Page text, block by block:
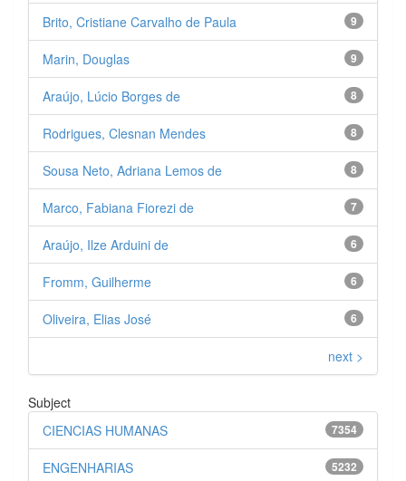
9
Brito, Cristiane Carvalho de Paula
9
Marin, Douglas
8
Araújo, Lúcio Borges de
8
Rodrigues, Clesnan Mendes
8
Sousa Neto, Adriana Lemos de
7
Marco, Fabiana Fiorezi de
6
Araújo, Ilze Arduini de
6
Fromm, Guilherme
6
Oliveira, Elias José
next >
Subject
7354
CIENCIAS HUMANAS
5232
ENGENHARIAS